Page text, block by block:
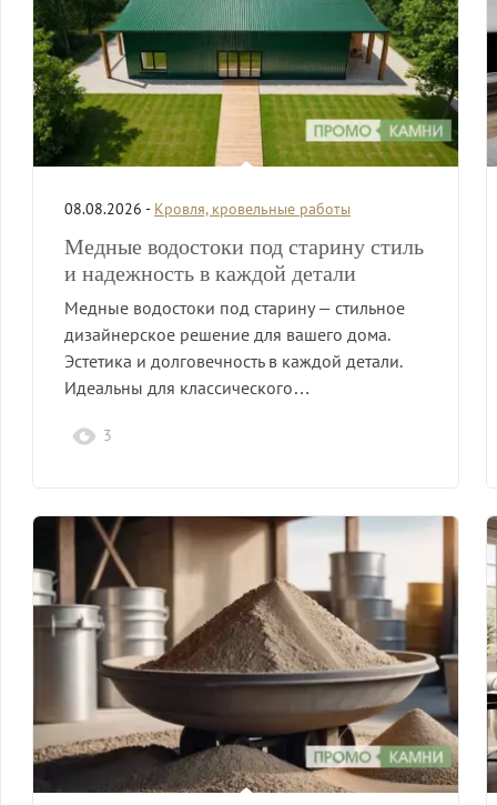
08.08.2026 - Кровля, кровельные работы
Медные водостоки под старину стиль
и надежность в каждой детали
Медные водостоки под старину — стильное
дизайнерское решение для вашего дома.
Эстетика и долговечность в каждой детали.
Идеальны для классического…
3